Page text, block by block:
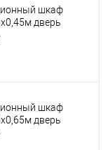
шкаф
дверь
шкаф
дверь